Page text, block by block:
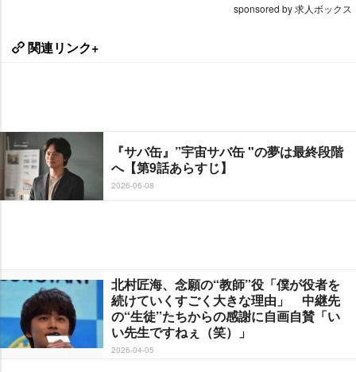
sponsored by 求人ボックス
関連リンク+
『サバ缶』”宇宙サバ缶 "の夢は最終段階
へ【第9話あらすじ】
2026-06-08
北村匠海、念願の“教師”役「僕が役者を
続けていくすごく大きな理由」 中継先
の“生徒”たちからの感謝に自画自賛「い
い先生ですねぇ（笑）」
2026-04-05